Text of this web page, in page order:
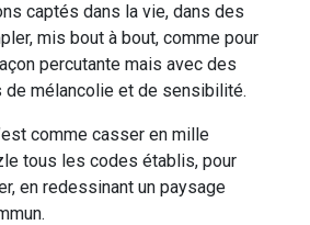
captés dans la vie, dans des
mis bout à bout, comme pour
percutante mais avec des
mélancolie et de sensibilité.
comme casser en mille
tous les codes établis, pour
en redessinant un paysage